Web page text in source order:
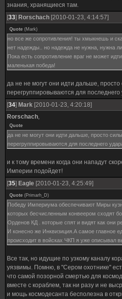
знания, хранящиеся там.
[33] Rorschach [2010-01-23, 4:14:57]
Quote (Mark)
но все же сопротивления! ты хмыкнешь и
нет надежды.. но надежда не нужна, нужна
Пока есть сопротивление враг не может
маленькая победа!
да не не могут они идти дальше,
перегруппировываются для
[34] Mark [2010-01-23, 4:20:18]
Rorschach,
Quote
да не не могут они идти дальше, просто
перегруппировываются для последнего
и к тому времени когда они нападут
Империи подойдет!
[35] Eagle [2010-01-23, 4:25:49]
Quote (Primarh_D)
Победу Империума обеспечивают Миры
которых бесчисленным конвеером сходят
Орденов КД . которые спят и видят как они
И конесно же Инквизиция.А самое главное
происходит в войсках ЧКП я уже описывал
Все так, но идущие по узкому каналу
уязвимы. Помню, в "Сером охотнике"
что самой позорной смертью для
вместе с кораблем, так ни разу и не
и мощь космодесанта бесполезна в